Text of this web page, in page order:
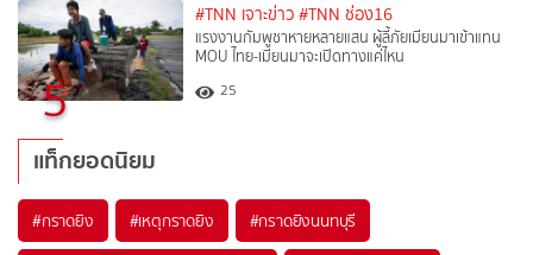
5
#TNN เจาะข่าว #TNN ช่อง16
แรงงานกัมพูชาหายหลายแสน ผู้ลี้ภัยเมียนมาเข้าแทน
MOU ไทย-เมียนมาจะเปิดทางแค่ไหน
25
แท็กยอดนิยม
#กราดยิง #เหตุกราดยิง #กราดยิงนนทบุรี